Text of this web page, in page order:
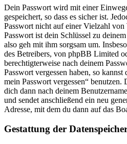
Dein Passwort wird mit einer
gespeichert, so dass es sicher ist.
Passwort nicht auf einer Vielzahl
Passwort ist dein Schlüssel zu
also geh mit ihm sorgsam um.
des Betreibers, von phpBB Limited
berechtigterweise nach deinem
Passwort vergessen haben, so
mein Passwort vergessen“
dich dann nach deinem
und sendet anschließend ein neu
Adresse, mit dem du dann auf das
Gestattung der